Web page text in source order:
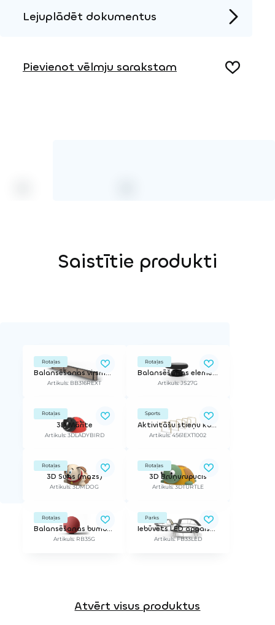
Lejuplādēt dokumentus
Pievienot vēlmju sarakstam
Saistītie produkti
Rotaļas
Balansēšanas virsma taisna, pagarināta, blīvām virsmām un zālienam | Garums 316 cm
Artikuls: BB316REXT
Rotaļas
Balansēšanas elements ar atsperi, zālienam | ø 27 cm.ar montāžas kronšteinu 21,5 cm dziļumam
Artikuls: JS27G
Rotaļas
3D Mārīte
Artikuls: 3DLADYBIRD
Sports
Aktivitāšu stieņu komplekts (5gab) beramajiem segumiem
Artikuls: 4561EXT1002
Rotaļas
3D Suns (mazs)
Artikuls: 3DMDOG
Rotaļas
3D Bruņurupucis
Artikuls: 3DTURTLE
Rotaļas
Balansēšanas bumba 35 zālei | ø 35 cm, noliecams. ar montāžas kronšteinu 21,5 cm dziļumam
Artikuls: RB35G
Parks
Iebūvēts LED apgaismojums aktivitāšu solam "Lidojošais sols" (Cena par 1m)
Artikuls: FB33LED
Atvērt visus produktus